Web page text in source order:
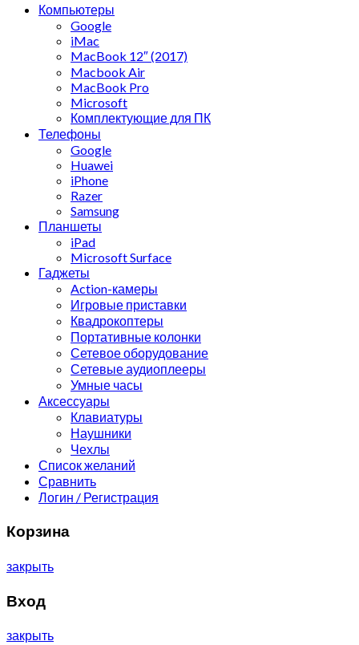
Компьютеры
Google
iMac
MacBook 12″ (2017)
Macbook Air
MacBook Pro
Microsoft
Комплектующие для ПК
Телефоны
Google
Huawei
iPhone
Razer
Samsung
Планшеты
iPad
Microsoft Surface
Гаджеты
Action-камеры
Игровые приставки
Квадрокоптеры
Портативные колонки
Сетевое оборудование
Сетевые аудиоплееры
Умные часы
Аксессуары
Клавиатуры
Наушники
Чехлы
Список желаний
Сравнить
Логин / Регистрация
Корзина
закрыть
Вход
закрыть